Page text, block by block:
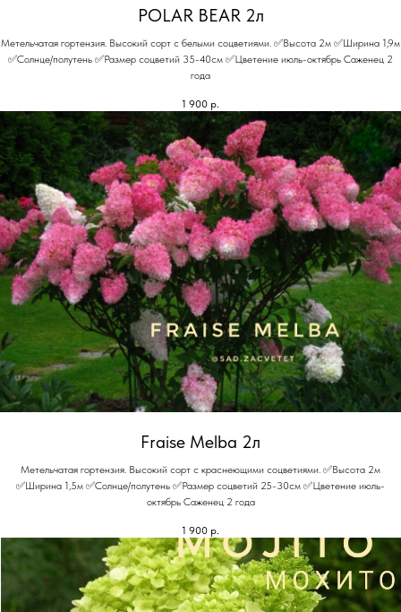
POLAR BEAR 2л
Метельчатая гортензия. Высокий сорт с белыми соцветиями. ✅Высота 2м ✅Ширина 1,9м
✅Солнце/полутень ✅Размер соцветий 35-40см ✅Цветение июль-октябрь Саженец 2
года
1 900 р.
Fraise Melba 2л
Метельчатая гортензия. Высокий сорт с краснеющими соцветиями. ✅Высота 2м
✅Ширина 1,5м ✅Солнце/полутень ✅Размер соцветий 25-30см ✅Цветение июль-
октябрь Саженец 2 года
1 900 р.